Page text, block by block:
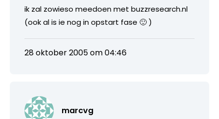
ik zal zowieso meedoen met buzzresearch.nl
(ook al is ie nog in opstart fase 🙂 )
28 oktober 2005 om 04:46
marcvg